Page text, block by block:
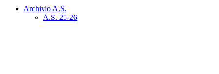
Archivio A.S.
A.S. 25-26